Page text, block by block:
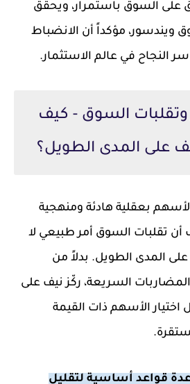
على السوق باستمرار، ويحقق
ويندسور، مؤكداً أن الانضباط
سر النجاح في عالم الاستثمار.
وتقلبات السوق - كيف
على المدى الطويل؟
بعقلية هادئة ومنهجية
أن تقلبات السوق أمر طبيعي لا
المدى الطويل. بدلاً من
المضاربات السريعة، ركّز نيف على
اختيار الأسهم ذات القيمة
قواعد أساسية لتقليل